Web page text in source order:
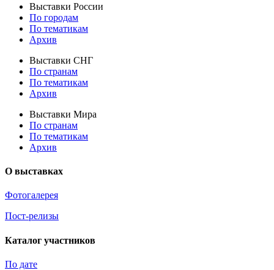
Выставки России
По городам
По тематикам
Архив
Выставки СНГ
По странам
По тематикам
Архив
Выставки Мира
По странам
По тематикам
Архив
О выставках
Фотогалерея
Пост-релизы
Каталог участников
По дате